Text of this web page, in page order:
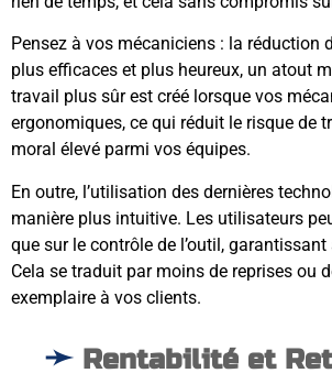
Pensez à vos mécaniciens : la réduction
plus efficaces et plus heureux, un atout
travail plus sûr est créé lorsque vos
ergonomiques, ce qui réduit le risque de
moral élevé parmi vos équipes.
En outre, l’utilisation des dernières
manière plus intuitive. Les utilisateurs
que sur le contrôle de l’outil,
Cela se traduit par moins de reprises ou
exemplaire à vos clients.
Rentabilité et